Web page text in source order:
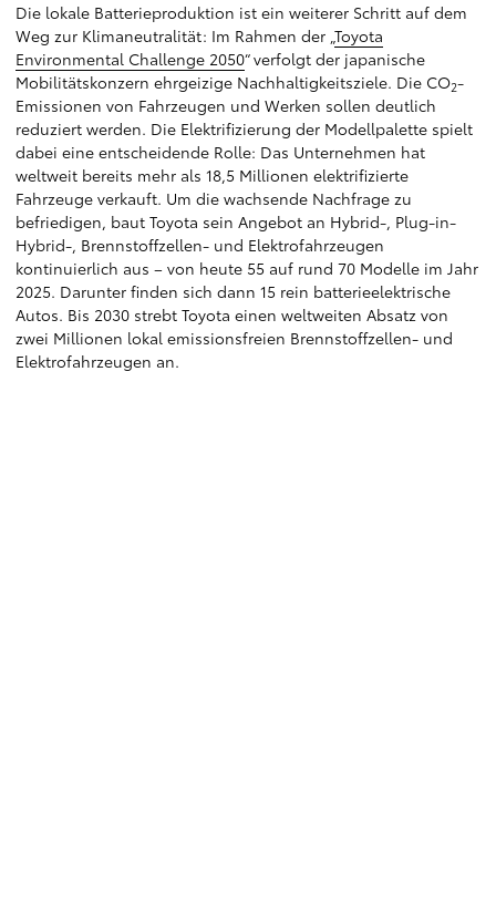
Die lokale Batterieproduktion ist ein weiterer Schritt auf dem
Weg zur Klimaneutralität: Im Rahmen der „Toyota
Environmental Challenge 2050“ verfolgt der japanische
Mobilitätskonzern ehrgeizige Nachhaltigkeitsziele. Die CO2-
Emissionen von Fahrzeugen und Werken sollen deutlich
reduziert werden. Die Elektrifizierung der Modellpalette spielt
dabei eine entscheidende Rolle: Das Unternehmen hat
weltweit bereits mehr als 18,5 Millionen elektrifizierte
Fahrzeuge verkauft. Um die wachsende Nachfrage zu
befriedigen, baut Toyota sein Angebot an Hybrid-, Plug-in-
Hybrid-, Brennstoffzellen- und Elektrofahrzeugen
kontinuierlich aus – von heute 55 auf rund 70 Modelle im Jahr
2025. Darunter finden sich dann 15 rein batterieelektrische
Autos. Bis 2030 strebt Toyota einen weltweiten Absatz von
zwei Millionen lokal emissionsfreien Brennstoffzellen- und
Elektrofahrzeugen an.